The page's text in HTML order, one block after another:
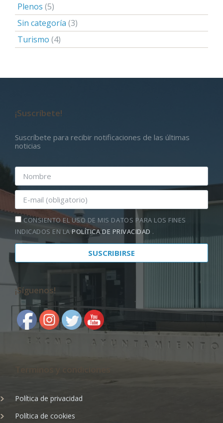
Plenos (5)
Sin categoría (3)
Turismo (4)
¡Suscríbete!
Suscríbete para recibir notificaciones de las últimas
noticias
CONSIENTO EL USO DE MIS DATOS PARA LOS FINES
INDICADOS EN LAPOLÍTICA DE PRIVACIDAD .
¡Síguenos!
Política de privacidad
Política de cookies